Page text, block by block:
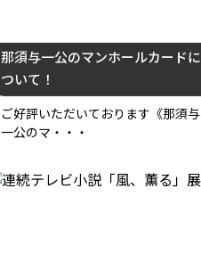
那須与一公のマンホールカードに
ついて！
ご好評いただいております《那須与
一公のマ・・・